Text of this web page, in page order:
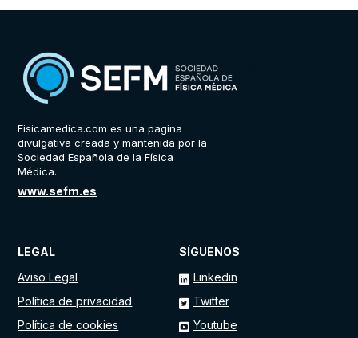
Fisicamedica.com es una pagina
divulgativa creada y mantenida por la
Sociedad Española de la Física
Médica.
www.sefm.es
SÍGUENOS
Linkedin
Twitter
Youtube
LEGAL
Aviso Legal
Política de privacidad
Política de cookies